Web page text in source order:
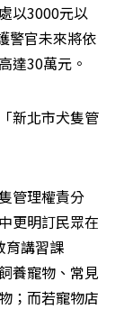
以3000元以
警官未來將依
達30萬元。
新北市犬隻管
管理權責分
更明訂民眾在
育講習課
養寵物、常見
；而若寵物店